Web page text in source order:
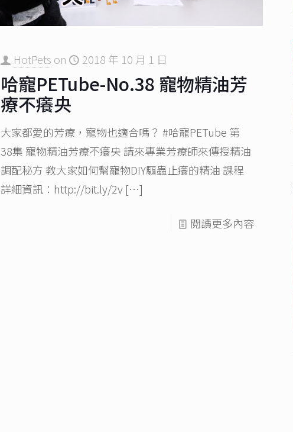
HotPets on 2018 年 10 月 1 日
哈寵PETube-No.38 寵物精油芳
療不癢央
大家都愛的芳療，寵物也適合嗎？ #哈寵PETube 第
38集 寵物精油芳療不癢央 請來專業芳療師來傳授精油
調配秘方 教大家如何幫寵物DIY驅蟲止癢的精油 課程
詳細資訊：http://bit.ly/2v[…]
閱讀更多內容